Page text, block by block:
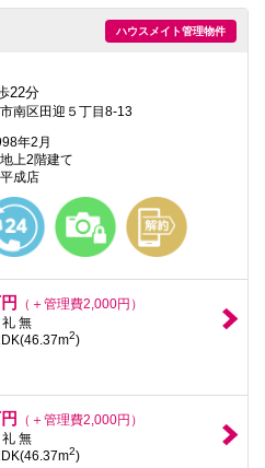
ハウスメイト管理物件
22分
南区田迎５丁目8-13
年2月
上2階建て
成店
（＋管理費2,000円）
無
2)
（＋管理費2,000円）
無
2)